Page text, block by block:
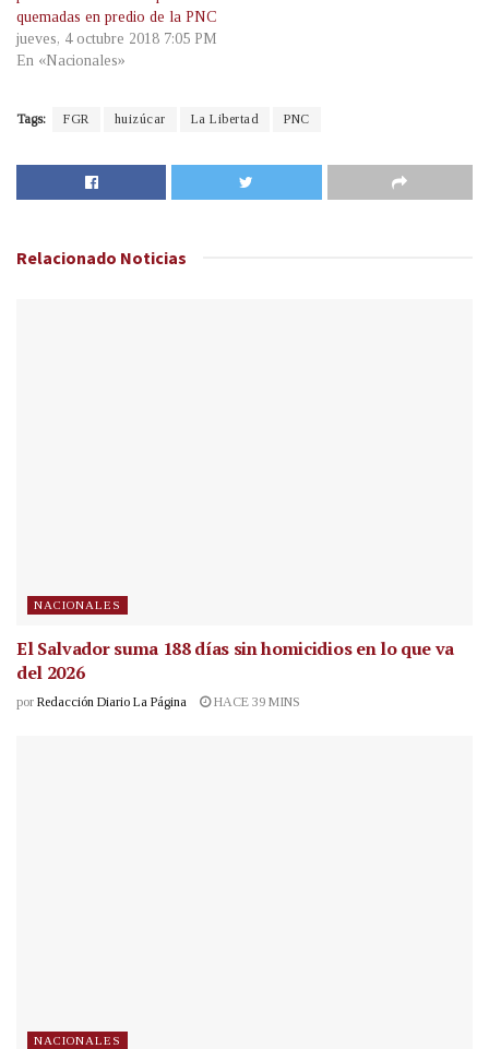
quemadas en predio de la PNC
jueves, 4 octubre 2018 7:05 PM
En «Nacionales»
Tags: FGR huizúcar La Libertad PNC
Relacionado Noticias
NACIONALES
El Salvador suma 188 días sin homicidios en lo que va
del 2026
por Redacción Diario La Página HACE 39 MINS
NACIONALES